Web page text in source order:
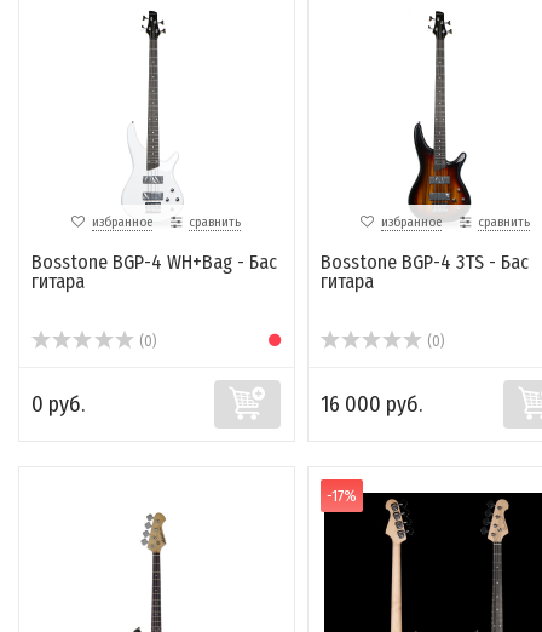
избранное сравнить
Bosstone BGP-4 WH+Bag - Бас
гитара
(0)
0 руб.
избранное сравнить
Bosstone BGP-4 3TS - Бас
гитара
(0)
16 000 руб.
-17%